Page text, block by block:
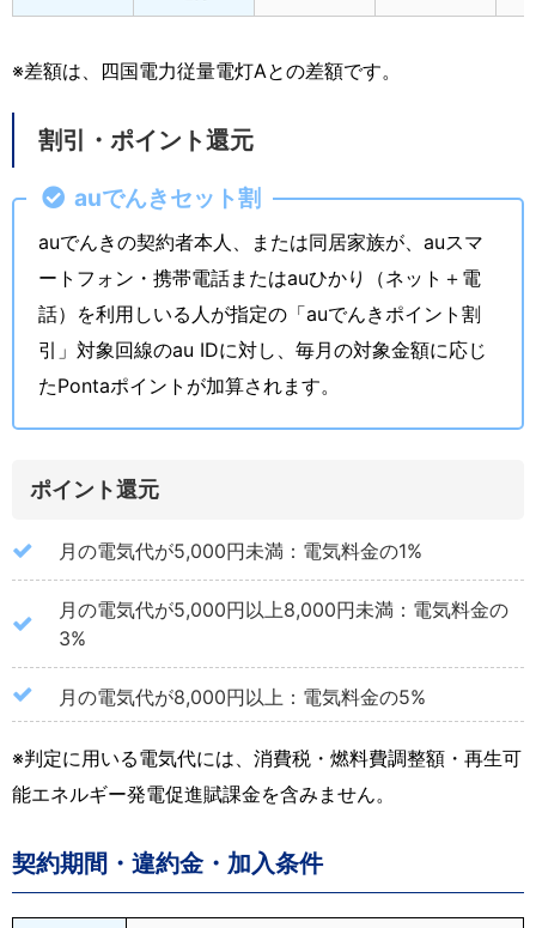
※差額は、四国電力従量電灯Aとの差額です。
割引・ポイント還元
auでんきセット割
auでんきの契約者本人、または同居家族が、auスマ
ートフォン・携帯電話またはauひかり（ネット＋電
話）を利用しいる人が指定の「auでんきポイント割
引」対象回線のau IDに対し、毎月の対象金額に応じ
たPontaポイントが加算されます。
ポイント還元
月の電気代が5,000円未満：電気料金の1%
月の電気代が5,000円以上8,000円未満：電気料金の
3%
月の電気代が8,000円以上：電気料金の5%
※判定に用いる電気代には、消費税・燃料費調整額・再生可
能エネルギー発電促進賦課金を含みません。
契約期間・違約金・加入条件